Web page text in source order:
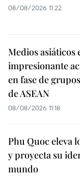
08/08/2026 11:22
Medios asiáticos
impresionante
en fase de
de ASEAN
08/08/2026 11:18
Phu Quoc eleva
y proyecta su
mundo